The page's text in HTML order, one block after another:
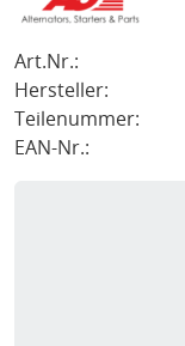
Art.Nr.:
Hersteller:
Teilenummer:
EAN-Nr.: